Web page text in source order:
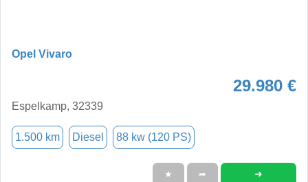
Opel Vivaro
29.980 €
Espelkamp, 32339
1.500 km Diesel 88 kw (120 PS)
★ ➦ ➜